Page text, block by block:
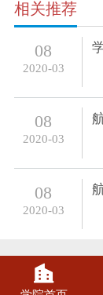
相关推荐
08
2020-03
08
2020-03
08
2020-03
